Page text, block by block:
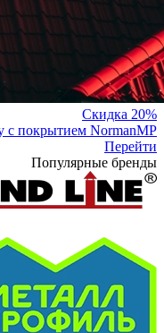
Скидка 20%
с покрытием NormanMP
Перейти
Популярные бренды